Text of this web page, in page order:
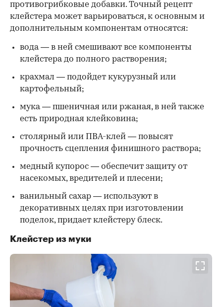
противогрибковые добавки. Точный рецепт
клейстера может варьироваться, к основным и
дополнительным компонентам относятся:
вода — в ней смешивают все компоненты
клейстера до полного растворения;
крахмал — подойдет кукурузный или
картофельный;
мука — пшеничная или ржаная, в ней также
есть природная клейковина;
столярный или ПВА-клей — повысят
прочность сцепления финишного раствора;
медный купорос — обеспечит защиту от
насекомых, вредителей и плесени;
ванильный сахар — используют в
декоративных целях при изготовлении
поделок, придает клейстеру блеск.
Клейстер из муки